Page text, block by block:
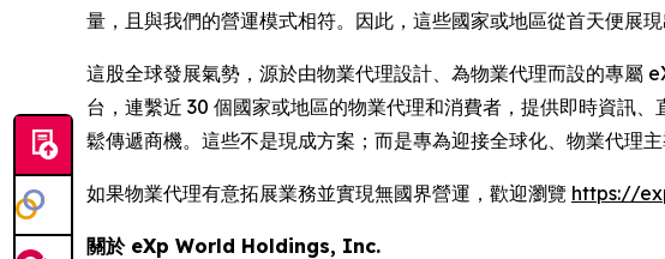
量，且與我們的營運模式相符。因此，這些國家或地區從首天便展現
這股全球發展氣勢，源於由物業代理設計、為物業代理而設的專屬
台，連繫近 30 個國家或地區的物業代理和消費者，提供即時資訊
鬆傳遞商機。這些不是現成方案；而是專為迎接全球化、物業代理
如果物業代理有意拓展業務並實現無國界營運，歡迎瀏覽 https://
關於 eXp World Holdings, Inc.